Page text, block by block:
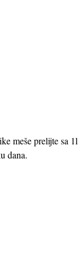
meše prelijte sa
dana.